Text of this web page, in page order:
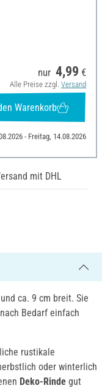
nur 4,99 €
Alle Preise zzgl. Versand
Warenkorb
- Freitag, 14.08.2026
mit DHL
ca. 9 cm breit. Sie
Bedarf einfach
rustikale
oder winterlich
Deko-Rinde gut